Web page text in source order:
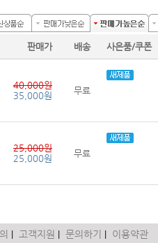
판매가 배송 사은품/쿠폰
40,000원
35,000원
무료
25,000원
25,000원
무료
고객지원 문의하기 이용약관